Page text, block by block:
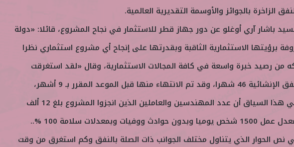
الزاخرة بالجوائز والأوسمة التقديرية العالمية.
باشار آري أوغلو عن دور جهاز قطر للاستثمار في نجاح المشروع، قائلا: «دولة
برؤيتها الاستثمارية الثاقبة وبقدرتها على إنجاح أي مشروع استثماري نظرا
من رصيد خبرة واسعة في كافة المجالات الاستثمارية، وقال «لقد استغرقت
أعمال النفق الإنشائية 46 شهرا، وقد تم الانتهاء منها قبل الموعد المقرر بـ 9 أشهر،
موضحا في هذا السياق أن عدد المهندسين والعاملين الذين انجزوا المشروع بلغ 12 ألف
شخص بمعدل عمل 1500 شخص يوميا وبدون حوادث ووفيات وبمعدلات سلامة 100 %..
نص الحوار الذي يتناول مختلف الجوانب ذات الصلة بالنفق وكم استغرق من وقت